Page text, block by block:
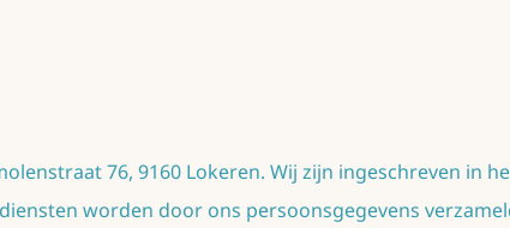
76, 9160 Lokeren. Wij zijn ingeschreven in
worden door ons persoonsgegevens